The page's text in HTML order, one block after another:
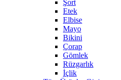
Şort
Etek
Elbise
Mayo
Bikini
Çorap
Gömlek
Rüzgarlık
İçlik